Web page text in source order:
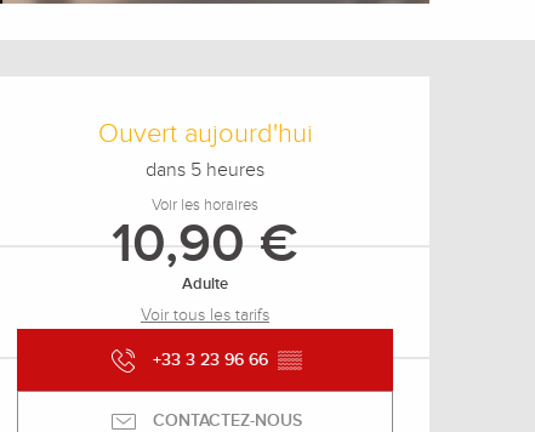
Ouverture et
Ouvert aujourd'hui
dans 5 heures
Voir les horaires
10,90 €
Adulte
Voir tous les tarifs
+33 3 23 96 66 ▒▒
CONTACTEZ-NOUS